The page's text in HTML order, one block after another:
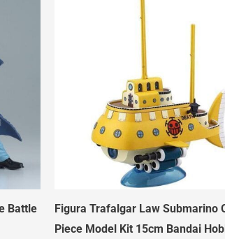
Battle
Figura Trafalgar Law Submarino
Piece Model Kit 15cm Bandai